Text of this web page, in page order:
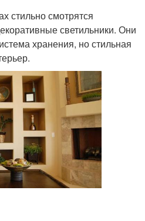
стильно смотрятся
светильники. Они
хранения, но стильная